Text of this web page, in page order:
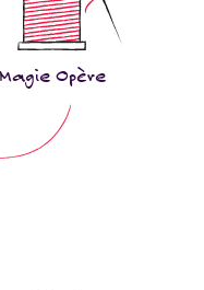
Opère